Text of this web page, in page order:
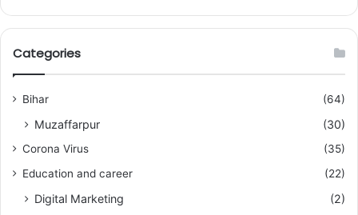
Categories
Bihar (64)
Muzaffarpur (30)
Corona Virus
(35)
Education and career
(22)
Digital Marketing (2)